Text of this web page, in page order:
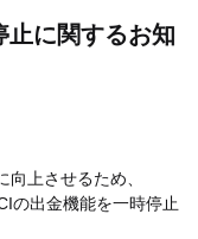
止に関するお知
上させるため、
の出金機能を一時停止